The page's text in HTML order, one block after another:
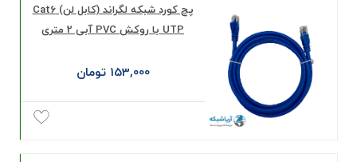
پچ کورد شبکه لگراند (کابل لن) Cat6
UTP با روکش PVC آبی 2 متری
153,000 تومان